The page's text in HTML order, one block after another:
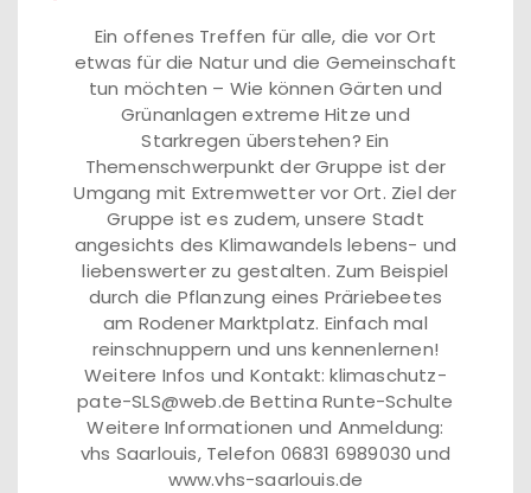
Ein offenes Treffen für alle, die vor Ort
etwas für die Natur und die Gemeinschaft
tun möchten – Wie können Gärten und
Grünanlagen extreme Hitze und
Starkregen überstehen? Ein
Themenschwerpunkt der Gruppe ist der
Umgang mit Extremwetter vor Ort. Ziel der
Gruppe ist es zudem, unsere Stadt
angesichts des Klimawandels lebens- und
liebenswerter zu gestalten. Zum Beispiel
durch die Pflanzung eines Präriebeetes
am Rodener Marktplatz. Einfach mal
reinschnuppern und uns kennenlernen!
Weitere Infos und Kontakt: klimaschutz-
pate-SLS@web.de Bettina Runte-Schulte
Weitere Informationen und Anmeldung:
vhs Saarlouis, Telefon 06831 6989030 und
www.vhs-saarlouis.de